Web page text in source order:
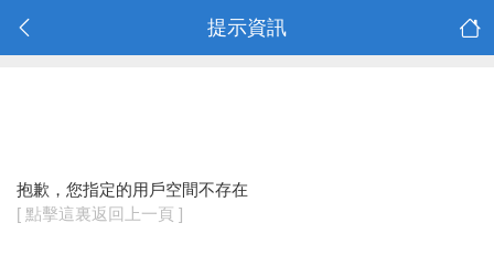
提示資訊
抱歉，您指定的用戶空間不存在
[ 點擊這裏返回上一頁 ]